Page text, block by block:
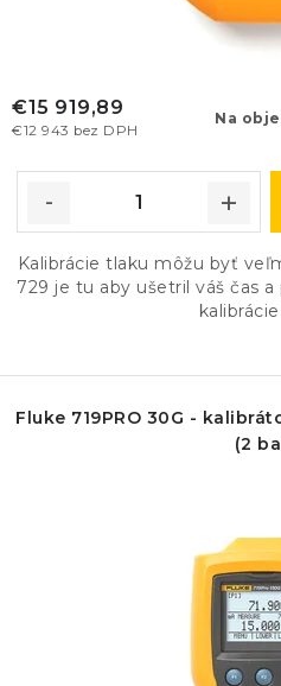
Na
€12 943 bez DPH
€15 919,89
Kalibrácie tlaku môžu byť
729 je tu aby ušetril váš čas
Fluke 719PRO 30G -
(2